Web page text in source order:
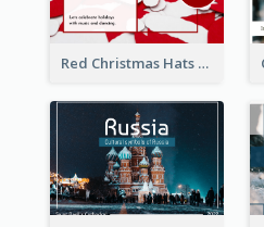
Red Christmas Hats Photo Postcard